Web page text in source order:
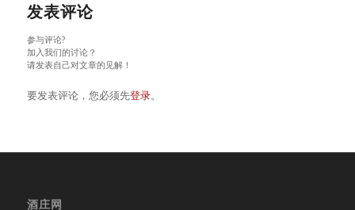
发表评论
参与评论?
加入我们的讨论？
请发表自己对文章的见解！
要发表评论，您必须先登录。
酒庄网